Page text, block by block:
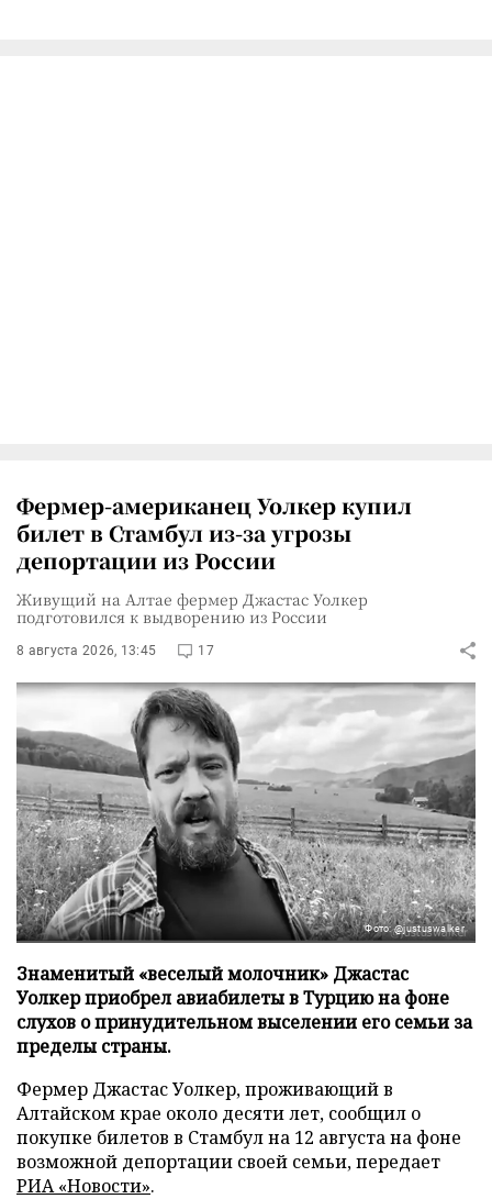
Фермер-американец Уолкер купил
билет в Стамбул из-за угрозы
депортации из России
Живущий на Алтае фермер Джастас Уолкер
подготовился к выдворению из России
8 августа 2026, 13:45 17
Фото: @justuswalker
Знаменитый «веселый молочник» Джастас
Уолкер приобрел авиабилеты в Турцию на фоне
слухов о принудительном выселении его семьи за
пределы страны.
Фермер Джастас Уолкер, проживающий в
Алтайском крае около десяти лет, сообщил о
покупке билетов в Стамбул на 12 августа на фоне
возможной депортации своей семьи, передает
РИА «Новости».